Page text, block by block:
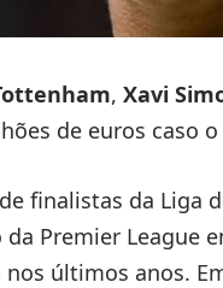
, Xavi
de euros caso
finalistas da Liga
Premier League
nos últimos anos.